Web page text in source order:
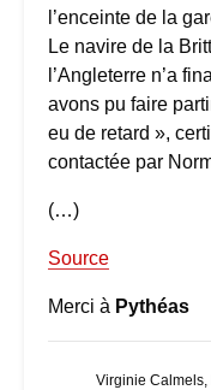
l’enceinte de la
Le navire de la
l’Angleterre n’a
avons pu faire
eu de retard »,
contactée par
(…)
Source
Merci à Pythéas
Virginie Calmels,